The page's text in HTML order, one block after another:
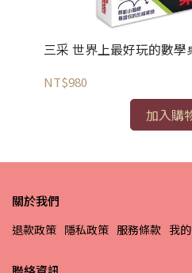
三采 世界上最好玩的數學
NT$980
加入購
關於我們
退款政策 隱私政策 服務條款 我